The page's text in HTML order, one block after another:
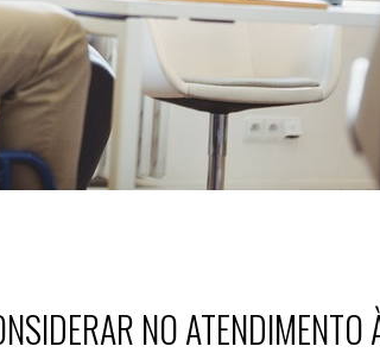
NO ATENDIMENTO